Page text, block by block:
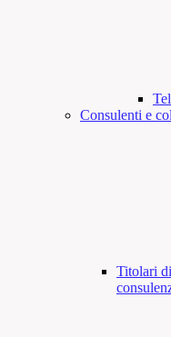
Consulenti e
Titolari